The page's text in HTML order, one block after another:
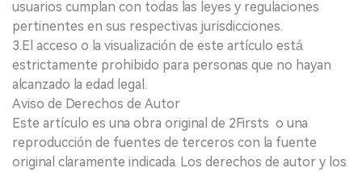
usuarios cumplan con todas las leyes y regulaciones
pertinentes en sus respectivas jurisdicciones.
3.El acceso o la visualización de este artículo está
estrictamente prohibido para personas que no hayan
alcanzado la edad legal.
Aviso de Derechos de Autor
Este artículo es una obra original de 2Firsts o una
reproducción de fuentes de terceros con la fuente
original claramente indicada. Los derechos de autor y los